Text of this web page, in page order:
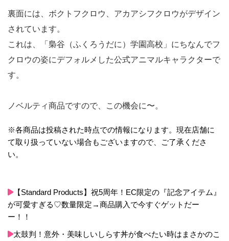
裏面には、ボクトフクロウ、アカアシフクロウがデザイン
されています。
これは、「梟谷（ふくろうだに）学園高校」にちなんでフ
クロウの姿にデフォルメした公式アニマルキャラクターで
す。
ノベルティ商品ですので、この機会に〜。
※各商品は投稿された時点での情報になります。現在店舗に
て取り扱っていない場合もございますので、ご了承くださ
い。
【Standard Products】祝5周年！EC限定の『記念アイテム』
が可愛すぎる♡数量限定→商品購入で今すぐゲットだー
ー！！
太鼓判！意外・美味しいしらす丼が食べたい時はまさかのこ